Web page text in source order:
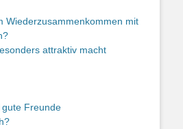
Wiederzusammenkommen mit
attraktiv macht
Freunde